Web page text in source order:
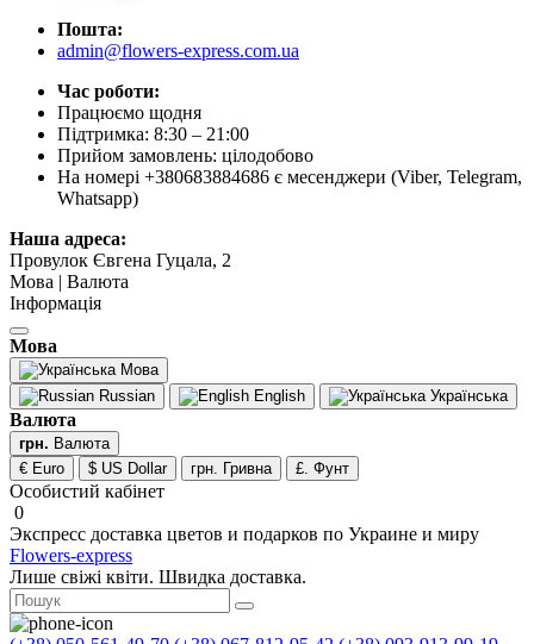
Пошта:
admin@flowers-express.com.ua
Час роботи:
Працюємо щодня
Підтримка: 8:30 – 21:00
Прийом замовлень: цілодобово
На номері +380683884686 є месенджери (Viber, Telegram,
Whatsapp)
Наша адреса:
Провулок Євгена Гуцала, 2
Мова | Валюта
Інформація
Мова
Мова
Russian
English Українська
Валюта
грн. Валюта
€ Euro
$ US Dollar грн. Гривна £. Фунт
Особистий кабінет
0
Экспресс доставка цветов и подарков по Украине и миру
Flowers-express
Лише свіжі квіти. Швидка доставка.